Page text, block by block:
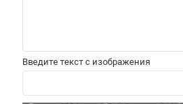
Введите текст с изображения